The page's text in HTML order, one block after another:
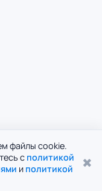
файлы cookie.
с политикой
и политикой
✖